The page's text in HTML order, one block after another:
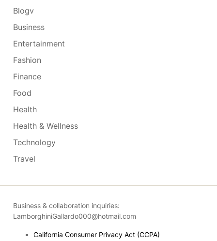
Blogv
Business
Entertainment
Fashion
Finance
Food
Health
Health & Wellness
Technology
Travel
Business & collaboration inquiries:
LamborghiniGallardo000@hotmail.com
California Consumer Privacy Act (CCPA)